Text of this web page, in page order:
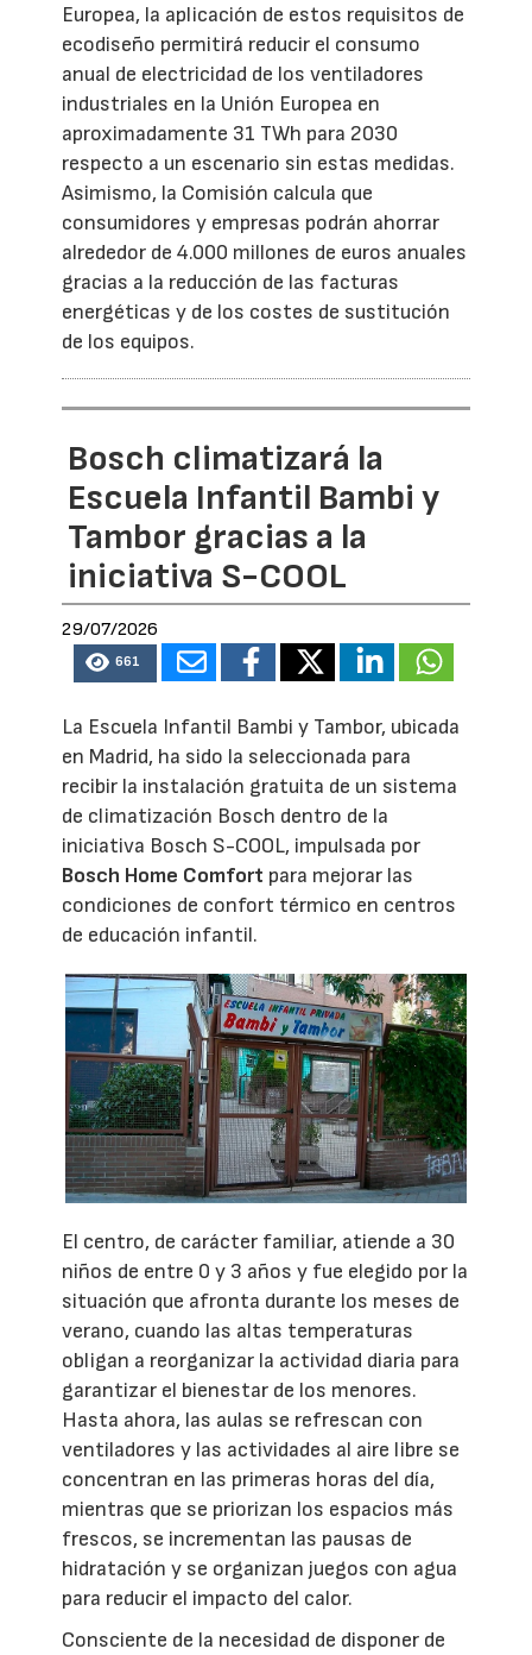
Europea, la aplicación de estos requisitos de
ecodiseño permitirá reducir el consumo
anual de electricidad de los ventiladores
industriales en la Unión Europea en
aproximadamente 31 TWh para 2030
respecto a un escenario sin estas medidas.
Asimismo, la Comisión calcula que
consumidores y empresas podrán ahorrar
alrededor de 4.000 millones de euros anuales
gracias a la reducción de las facturas
energéticas y de los costes de sustitución
de los equipos.
Bosch climatizará la
Escuela Infantil Bambi y
Tambor gracias a la
iniciativa S-COOL
29/07/2026
661
La Escuela Infantil Bambi y Tambor, ubicada
en Madrid, ha sido la seleccionada para
recibir la instalación gratuita de un sistema
de climatización Bosch dentro de la
iniciativa Bosch S-COOL, impulsada por
Bosch Home Comfort para mejorar las
condiciones de confort térmico en centros
de educación infantil.
El centro, de carácter familiar, atiende a 30
niños de entre 0 y 3 años y fue elegido por la
situación que afronta durante los meses de
verano, cuando las altas temperaturas
obligan a reorganizar la actividad diaria para
garantizar el bienestar de los menores.
Hasta ahora, las aulas se refrescan con
ventiladores y las actividades al aire libre se
concentran en las primeras horas del día,
mientras que se priorizan los espacios más
frescos, se incrementan las pausas de
hidratación y se organizan juegos con agua
para reducir el impacto del calor.
Consciente de la necesidad de disponer de